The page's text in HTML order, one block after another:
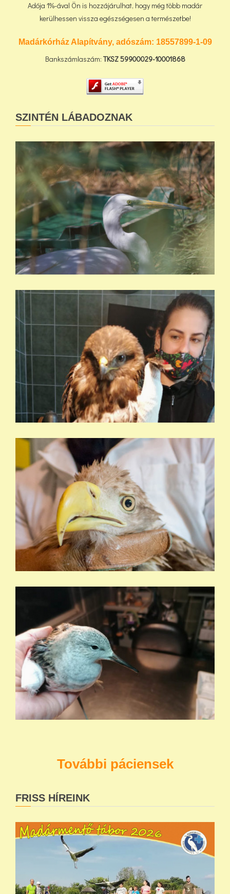
Adója 1%-ával Ön is hozzájárulhat, hogy még több madár
kerülhessen vissza egészségesen a természetbe!
Madárkórház Alapítvány, adószám: 18557899-1-09
Bankszámlaszám: TKSZ59900029-10001868
SZINTÉN LÁBADOZNAK
További páciensek
FRISS HÍREINK